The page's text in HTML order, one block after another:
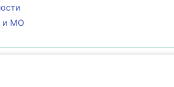
и МО